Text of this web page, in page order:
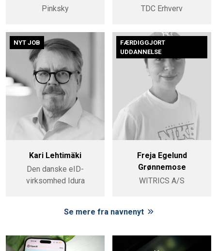
Pinksky
TDC Erhverv
NYT JOB
Kari Lehtimäki
Den danske eID-
virksomhed Idura
FÆRDIGGJORT
UDDANNELSE
Freja Egelund
Grønnemose
WITRICS A/S
Se mere fra navnenyt